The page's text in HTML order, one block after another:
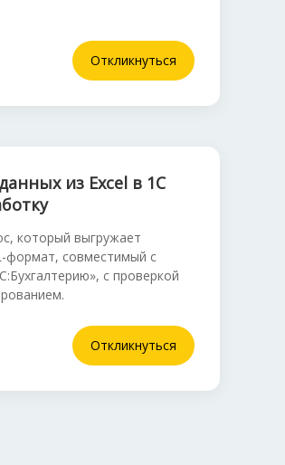
Откликнуться
из Excel в 1С
который выгружает
формат, совместимый с
с проверкой
Откликнуться